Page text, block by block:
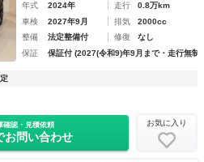
年式 2024年 走行
0.8万km
車検
2027年9月 排気
2000cc
整備
法定整備付 修復
なし
保証
保証付 (2027(令和9)年9月まで・走行無制
確認・見積依頼
お問い合わせ
お気に入り